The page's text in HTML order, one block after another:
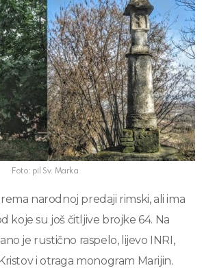
Foto: pil Sv. Marka
narodnoj predaji rimski, ali ima
koje su još čitljive brojke 64. Na
je rustično raspelo, lijevo INRI,
i otraga monogram Marijin.